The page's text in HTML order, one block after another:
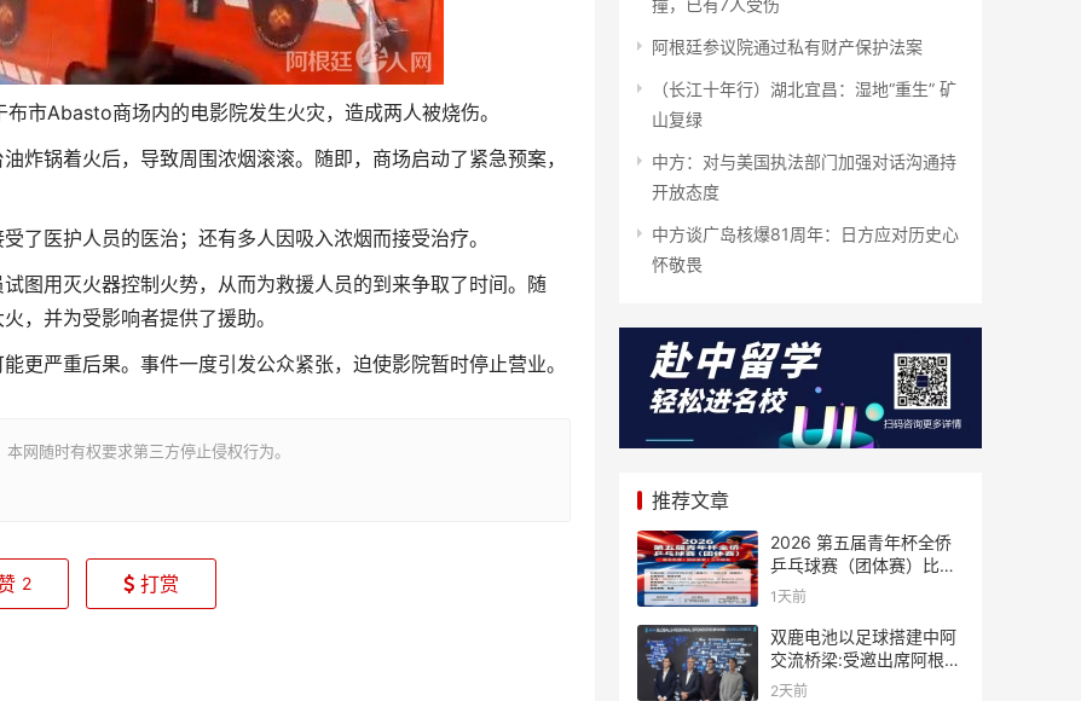
市Abasto商场内的电影院发生火灾，造成两人被烧伤。
炸锅着火后，导致周围浓烟滚滚。随即，商场启动了紧急预案，
了医护人员的医治；还有多人因吸入浓烟而接受治疗。
图用灭火器控制火势，从而为救援人员的到来争取了时间。随
，并为受影响者提供了援助。
更严重后果。事件一度引发公众紧张，迫使影院暂时停止营业。
网随时有权要求第三方停止侵权行为。
2 打赏
撞，已有7人受伤
阿根廷参议院通过私有财产保护法案
（长江十年行）湖北宜昌：湿地“重生” 矿
山复绿
中方：对与美国执法部门加强对话沟通持
开放态度
中方谈广岛核爆81周年：日方应对历史心
怀敬畏
推荐文章
2026 第五届青年杯全侨
乒乓球赛（团体赛）比赛
规则
1天前
双鹿电池以足球搭建中阿
交流桥梁:受邀出席阿根廷
足协赞助商招待会！
2天前